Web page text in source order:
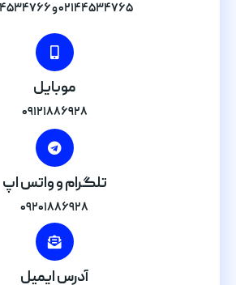
۰۲۱۴۴۵۳۴۷۶۵ و ۰۲۱۴۴۵۳۴۷۶۶
موبایل
۰۹۱۲۱۸۸۶۹۲۸
تلگرام و واتس اپ
۰۹۲۰۱۸۸۶۹۲۸
آدرس ایمیل